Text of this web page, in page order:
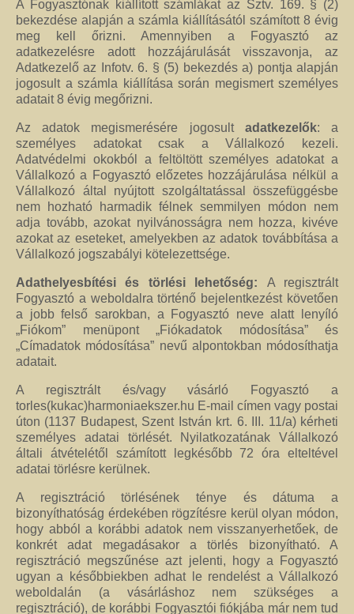
A Fogyasztónak kiállított számlákat az Sztv. 169. § (2)
bekezdése alapján a számla kiállításától számított 8 évig
meg kell őrizni. Amennyiben a Fogyasztó az
adatkezelésre adott hozzájárulását visszavonja, az
Adatkezelő az Infotv. 6. § (5) bekezdés a) pontja alapján
jogosult a számla kiállítása során megismert személyes
adatait 8 évig megőrizni.
Az adatok megismerésére jogosult adatkezelők: a
személyes adatokat csak a Vállalkozó kezeli.
Adatvédelmi okokból a feltöltött személyes adatokat a
Vállalkozó a Fogyasztó előzetes hozzájárulása nélkül a
Vállalkozó által nyújtott szolgáltatással összefüggésbe
nem hozható harmadik félnek semmilyen módon nem
adja tovább, azokat nyilvánosságra nem hozza, kivéve
azokat az eseteket, amelyekben az adatok továbbítása a
Vállalkozó jogszabályi kötelezettsége.
Adathelyesbítési és törlési lehetőség: A regisztrált
Fogyasztó a weboldalra történő bejelentkezést követően
a jobb felső sarokban, a Fogyasztó neve alatt lenyíló
„Fiókom” menüpont „Fiókadatok módosítása” és
„Címadatok módosítása” nevű alpontokban módosíthatja
adatait.
A regisztrált és/vagy vásárló Fogyasztó a
torles(kukac)harmoniaekszer.hu E-mail címen vagy postai
úton (1137 Budapest, Szent István krt. 6. III. 11/a) kérheti
személyes adatai törlését. Nyilatkozatának Vállalkozó
általi átvételétől számított legkésőbb 72 óra elteltével
adatai törlésre kerülnek.
A regisztráció törlésének ténye és dátuma a
bizonyíthatóság érdekében rögzítésre kerül olyan módon,
hogy abból a korábbi adatok nem visszanyerhetőek, de
konkrét adat megadásakor a törlés bizonyítható. A
regisztráció megszűnése azt jelenti, hogy a Fogyasztó
ugyan a későbbiekben adhat le rendelést a Vállalkozó
weboldalán (a vásárláshoz nem szükséges a
regisztráció), de korábbi Fogyasztói fiókjába már nem tud